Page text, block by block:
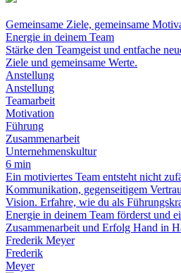
Gemeinsame Ziele, gemeinsame
Energie in deinem Team
Stärke den Teamgeist und entfache
Ziele und gemeinsame Werte.
Anstellung
Anstellung
Teamarbeit
Motivation
Führung
Zusammenarbeit
Unternehmenskultur
6 min
Ein motiviertes Team entsteht nicht
Kommunikation, gegenseitigem
Vision. Erfahre, wie du als
Energie in deinem Team förderst und
Zusammenarbeit und Erfolg Hand in
Frederik Meyer
Frederik
Meyer